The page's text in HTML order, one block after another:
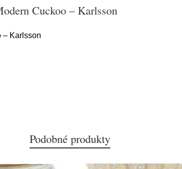
Cuckoo – Karlsson
– Karlsson
Podobné produkty